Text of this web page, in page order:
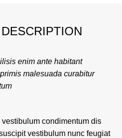
enim ante habitant
malesuada curabitur
condimentum dis
vestibulum nunc feugiat